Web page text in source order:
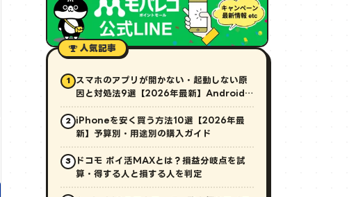
人気記事
1
スマホのアプリが開かない・起動しない原
因と対処法9選【2026年最新】Android・
iPhone対応
2
iPhoneを安く買う方法10選【2026年最
新】予算別・用途別の購入ガイド
3
ドコモ ポイ活MAXとは？損益分岐点を試
算・得する人と損する人を判定